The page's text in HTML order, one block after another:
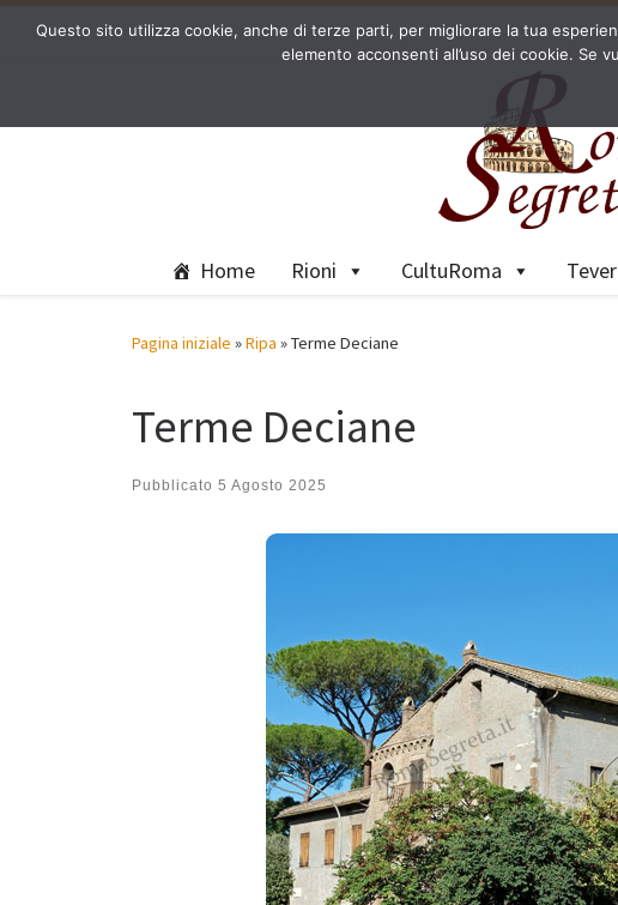
Passa al contenuto
Home Rioni CultuRoma
Pagina iniziale »Ripa »Terme Deciane
Terme Deciane
Pubblicato 5 Agosto 2025
Questo sito utilizza cookie, anche di terze parti, per migliorare la tua
elemento acconsenti all’uso dei cookie. Se